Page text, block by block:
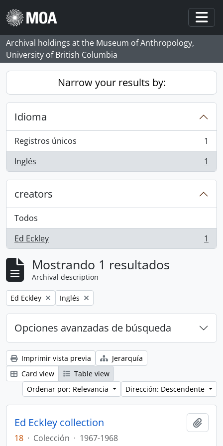
Skip to main content
Archival holdings at the Museum of Anthropology,
University of British Columbia
Narrow your results by:
Idioma
Registros únicos
, 1 resultados
1
Inglés
, 1 resultados 1
creators
Todos
Ed Eckley
, 1 resultados 1
Mostrando 1 resultados
Archival description
Remove filter:
Ed Eckley Remove filter:
Inglés
Opciones avanzadas de búsqueda
Imprimir vista previa
Jerarquía
Card view
Table view
Ordenar por: Relevancia
Dirección: Descendente
Ed Eckley collection
18 · Colección · 1967-1968